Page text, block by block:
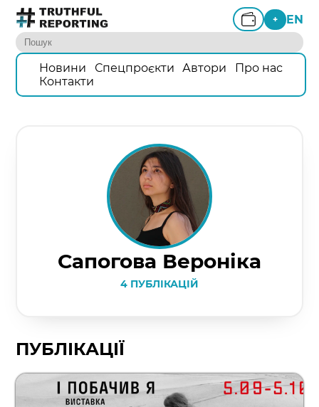
+ EN
Новини Спецпроєкти Автори
Про нас
Контакти
Сапогова Вероніка
4 ПУБЛІКАЦІЙ
ПУБЛІКАЦІЇ